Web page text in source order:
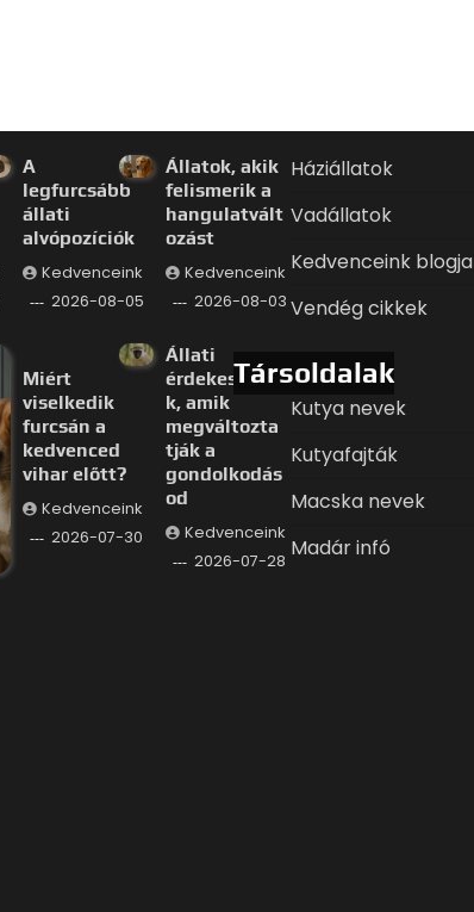
A
legfurcsább
állati
alvópozíciók
Kedvenceink
2026-08-05
Állatok, akik
felismerik a
hangulatvált
ozást
Kedvenceink
2026-08-03
Miért
viselkedik
furcsán a
kedvenced
vihar előtt?
Kedvenceink
2026-07-30
Állati
érdekessége
k, amik
megváltozta
tják a
gondolkodás
od
Kedvenceink
2026-07-28
Háziállatok
Vadállatok
Kedvenceink blogja
Vendég cikkek
Társoldalak
Kutya nevek
Kutyafajták
Macska nevek
Madár infó